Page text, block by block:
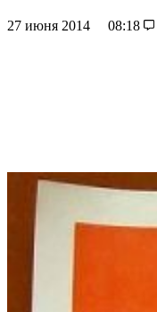
27 июня 2014 08:18